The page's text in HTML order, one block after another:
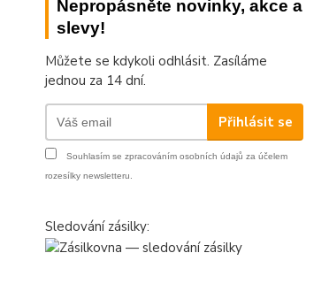
Nepropásněte novinky, akce a
slevy!
Můžete se kdykoli odhlásit. Zasíláme
jednou za 14 dní.
Přihlásit se
Souhlasím se zpracováním osobních údajů za účelem
rozesílky newsletteru.
Sledování zásilky: